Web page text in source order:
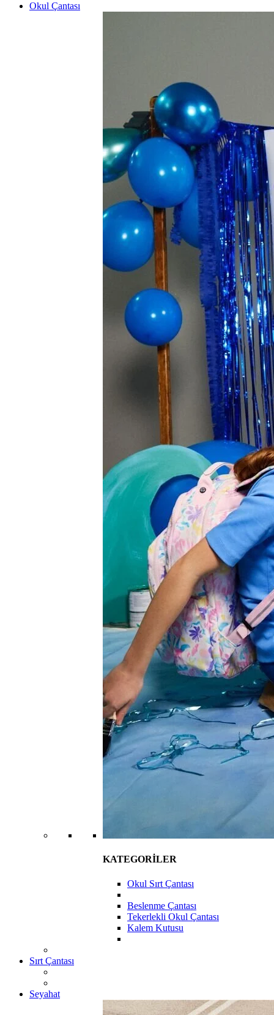
Okul Çantası
KATEGORİLER
Okul Sırt Çantası
Beslenme Çantası
Tekerlekli Okul Çantası
Kalem Kutusu
Sırt Çantası
Seyahat